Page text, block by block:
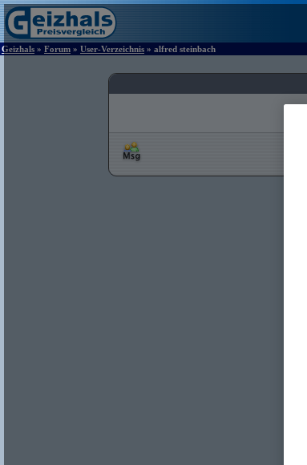
Geizhals » Forum » User-Verzeichnis » alfred steinbach